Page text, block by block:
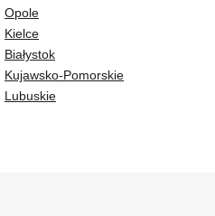
Opole
Kielce
Białystok
Kujawsko-Pomorskie
Lubuskie